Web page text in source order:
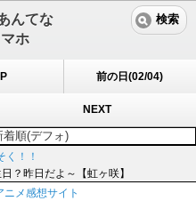
んてな
ホ
検索
前の日(02/04)
NEXT
着順(デフォ)
！！
？昨日だよ～【虹ヶ咲】
メ感想サイト